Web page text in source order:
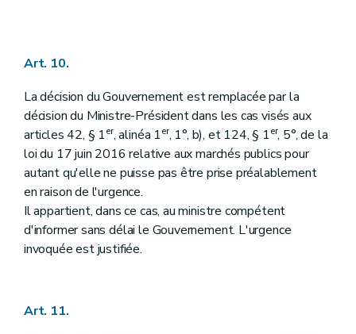
Art. 10.
La décision du Gouvernement est remplacée par la
décision du Ministre-Président dans les cas visés aux
articles 42, § 1er, alinéa 1er, 1°, b), et 124, § 1er, 5°, de la
loi du 17 juin 2016 relative aux marchés publics pour
autant qu'elle ne puisse pas être prise préalablement
en raison de l'urgence.
Il appartient, dans ce cas, au ministre compétent
d'informer sans délai le Gouvernement. L'urgence
invoquée est justifiée.
Art. 11.